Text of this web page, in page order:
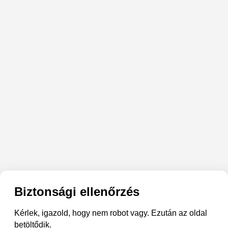
Biztonsági ellenőrzés
Kérlek, igazold, hogy nem robot vagy. Ezután az oldal
betöltődik.